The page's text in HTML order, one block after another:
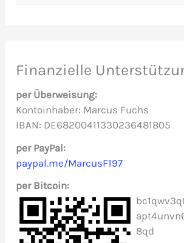
e
n
a
c
h
:
Finanzielle
per Überweisung:
Kontoinhaber: Marcus Fuchs
IBAN: DE68200411330236481805
per PayPal:
paypal.me/MarcusF197
per Bitcoin:
8qd